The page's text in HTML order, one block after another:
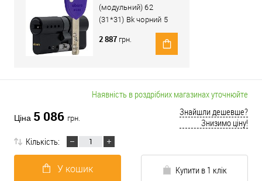
(модульний) 62
(31*31) Bk чорний 5
2 887 грн.
Наявність в роздрібних магазинах уточнюйте
Ціна 5 086 грн.
Знайшли дешевше?
Знизимо ціну!
Кількість:
У кошик Купити в 1 клік